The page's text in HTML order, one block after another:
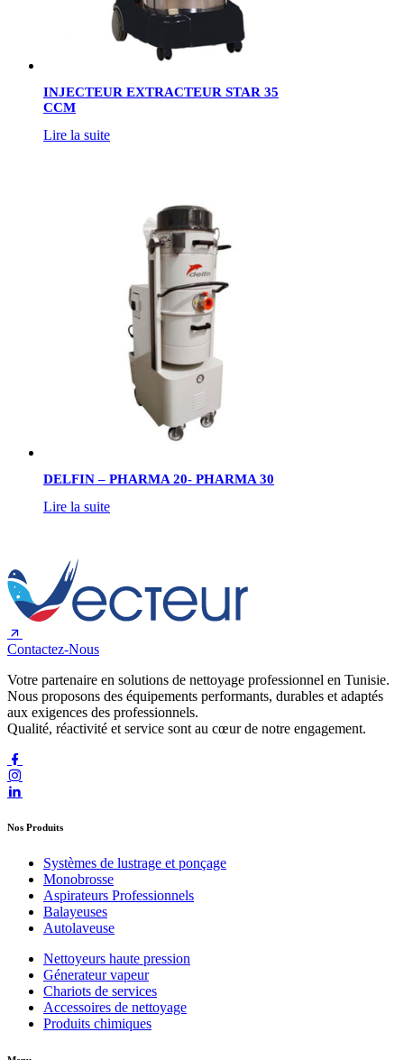
INJECTEUR EXTRACTEUR STAR 35
CCM
Lire la suite
DELFIN – PHARMA 20- PHARMA 30
Lire la suite
Contactez-Nous
Votre partenaire en solutions de nettoyage professionnel en Tunisie.
Nous proposons des équipements performants, durables et adaptés
aux exigences des professionnels.
Qualité, réactivité et service sont au cœur de notre engagement.
Nos Produits
Systèmes de lustrage et ponçage
Monobrosse
Aspirateurs Professionnels
Balayeuses
Autolaveuse
Nettoyeurs haute pression
Génerateur vapeur
Chariots de services
Accessoires de nettoyage
Produits chimiques